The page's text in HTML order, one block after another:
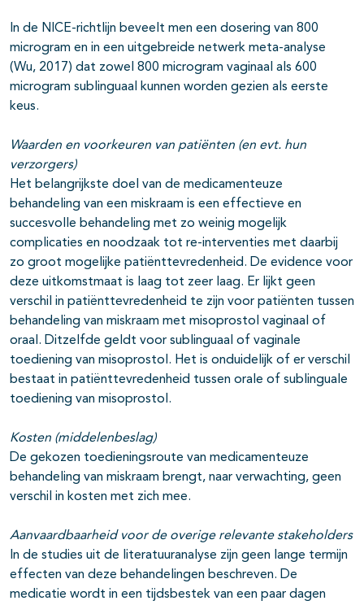
In de NICE-richtlijn beveelt men een dosering van 800
microgram en in een uitgebreide netwerk meta-analyse
(Wu, 2017) dat zowel 800 microgram vaginaal als 600
microgram sublinguaal kunnen worden gezien als eerste
keus.
Waarden en voorkeuren van patiënten (en evt. hun
verzorgers)
Het belangrijkste doel van de medicamenteuze
behandeling van een miskraam is een effectieve en
succesvolle behandeling met zo weinig mogelijk
complicaties en noodzaak tot re-interventies met daarbij
zo groot mogelijke patiënttevredenheid. De evidence voor
deze uitkomstmaat is laag tot zeer laag. Er lijkt geen
verschil in patiënttevredenheid te zijn voor patiënten tussen
behandeling van miskraam met misoprostol vaginaal of
oraal. Ditzelfde geldt voor sublinguaal of vaginale
toediening van misoprostol. Het is onduidelijk of er verschil
bestaat in patiënttevredenheid tussen orale of sublinguale
toediening van misoprostol.
Kosten (middelenbeslag)
De gekozen toedieningsroute van medicamenteuze
behandeling van miskraam brengt, naar verwachting, geen
verschil in kosten met zich mee.
Aanvaardbaarheid voor de overige relevante stakeholders
In de studies uit de literatuuranalyse zijn geen lange termijn
effecten van deze behandelingen beschreven. De
medicatie wordt in een tijdsbestek van een paar dagen